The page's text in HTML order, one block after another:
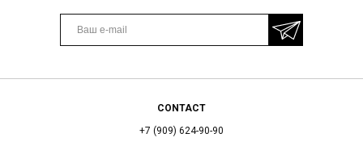
CONTACT
+7 (909) 624-90-90